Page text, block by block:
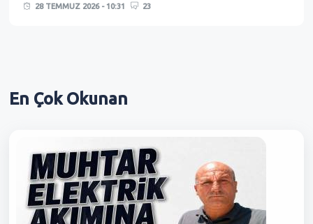
28 TEMMUZ 2026 - 10:31 23
En ÇokOkunan